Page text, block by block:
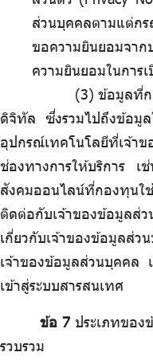
ส่วนบุคคลตามแต่ก
ขอความยินยอมจา
ความยินยอมในการ
.ข้อมูลที่ก
ดิจิทัล ซึ่งรวมไปถึงข้อมู
อุปกรณ์เทคโนโลยีที่เจ้าข
ช่องทางการให้บริการ
สังคมออนไลน์ที่กองทุนใ
ติดต่อกับเจ้าของข้อมูลส่
เกี่ยวกับเจ้าของข้อมูลส่ว
เจ้าของข้อมูลส่วนบุคคล
เข้าสู่ระบบสารสนเทศ
ข้อ 7 ประเภทขอ
รวบรวม